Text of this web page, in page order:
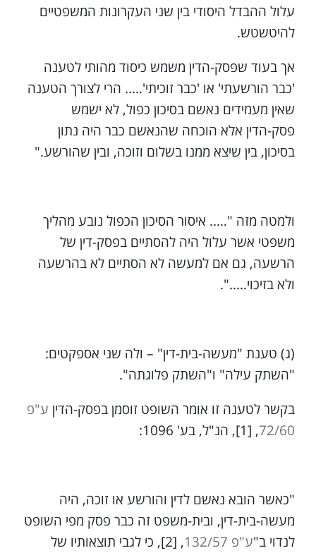
עלול ההבדל היסודי בין שני העקרונות המשפטיים
להיטשטש.
אך בעוד שפסק-הדין משמש כיסוד מהותי לטענה
'כבר הורשעתי' או 'כבר זוכיתי'….. הרי לצורך הטענה
שאין מעמידים נאשם בסיכון כפול, לא ישמש
פסק-הדין אלא הוכחה שהנאשם כבר היה נתון
בסיכון, בין שיצא ממנו בשלום וזוכה, ובין שהורשע."
ולמטה מזה "….. איסור הסיכון הכפול נובע מהליך
משפטי אשר עלול היה להסתיים בפסק-דין של
הרשעה, גם אם למעשה לא הסתיים לא בהרשעה
ולא בזיכוי…..".
(ג) טענת "מעשה-בית-דין" – ולה שני אספקטים:
"השתק עילה" ו"השתק פלוגתה".
בקשר לטענה זו אומר השופט זוסמן בפסק-הדין ע"פ
72/60, [1], הנ"ל, בע' 1096:
"כאשר הובא נאשם לדין והורשע או זוכה, היה
מעשה-בית-דין, ובית-משפט זה כבר פסק מפי השופט
לנדוי ב"ע"פ 132/57
, [2], כי לגבי תוצאותיו של